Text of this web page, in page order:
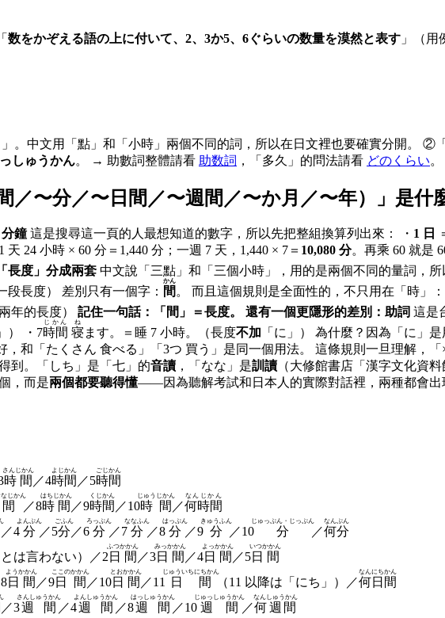
数をかぞえる語の上に付いて、2、3か5、6ぐらいの数量を漠然と表す 」（
」。中文用「點」和「小時」兩個不同的詞，所以在日文裡也要確實分開。 ②
しゅうかん。 → 助數詞整體請看 助数詞 ，「多久」的問法請看 どのくらい。
／〜分／〜日間／〜週間／〜か月／〜年） 」是什
鐘 這是搜尋這一頁的人最想知道的數字，所以先把整組換算列出來： ・ 1 日
很單純：1 天 24 小時 × 60 分＝1,440 分；一週 7 天，1,440 × 7＝ 10,080 分
長度」分成兩套
（一段長度） 差別只有一個字： 間
かん
兩年的長度） 記住一句話：「間」＝長度。 還有一個更隱形的差別：助詞
） ・7時間
じかん
寝
ね
ます。＝睡 7 小時。（長度不加 「に」） 為什麼？因為「に
點，它是量，所以直接放在動詞前面就好，和「たく
到。「しち」是「七」的音讀 ，「なな」是訓讀 （大修館書店「漢字文化資
一個，而是兩個都要聽得懂——因為聽解考試和日本人的實際對話裡，兩種都會出
時間
さんじかん
／4時間
よじかん
／5時間
ごじかん
じかん
／8時間
はちじかん
／9時間
くじかん
／10時間
じゅうじかん
／何時間
なんじかん
／4 分
よんぷん
／5分
ごふん
／6 分
ろっぷん
／7 分
ななふん
／8 分
はっぷん
／9 分
きゅうふん
／10 分
じゅっぷん・じっぷん
／何分
なんぷん
は言わない） ／2 日間
ふつかかん
／3日間
みっかかん
／4日間
よっかかん
／5日間
いつかかん
日間
ようかかん
／9日間
ここのかかん
／10日間
とおかかん
／11 日間
じゅういちにちかん
（11 以降は「にち」） ／何日間
なんにちかん
／3週間
さんしゅうかん
／4週間
よんしゅうかん
／8週間
はっしゅうかん
／10 週間
じゅっしゅうかん
／何週間
なんしゅうかん